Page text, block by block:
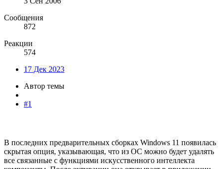
Сообщения
872
Реакции
574
17 Дек 2023
Автор темы
#1
В последних предварительных сборках Windows 11 появилась
скрытая опция, указывающая, что из ОС можно будет удалять
все связанные с функциями искусственного интеллекта